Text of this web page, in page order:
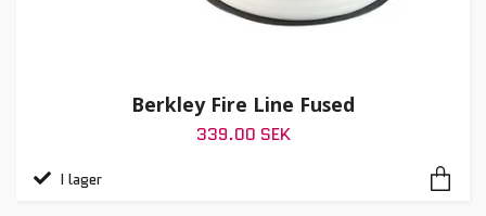
Berkley Fire Line Fused
339.00 SEK
I lager